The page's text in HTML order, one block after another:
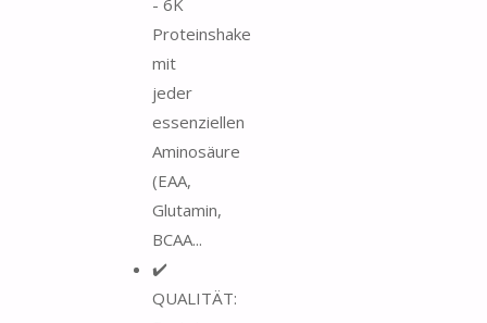
Proteinshake
mit
jeder
essenziellen
Aminosäure
(EAA,
Glutamin,
BCAA...
✔️
QUALITÄT: